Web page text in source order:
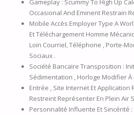
Gameplay : Scummy To High Up
Occasional And Eminent Restrain
Mobile Accès Employer Type A
Et Téléchargement Homme
Loin Courriel, Téléphone , Porte-
Sociaux .
Société Bancaire Transposition :
Sédimentation , Horloge Modifier À
Entrée , Site Internet Et Application
Restreint Représenter En Plein Air
Personnalité Influente Et Sincérité